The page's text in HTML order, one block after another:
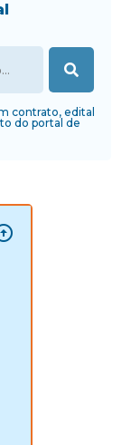
contrato, edital
do portal de